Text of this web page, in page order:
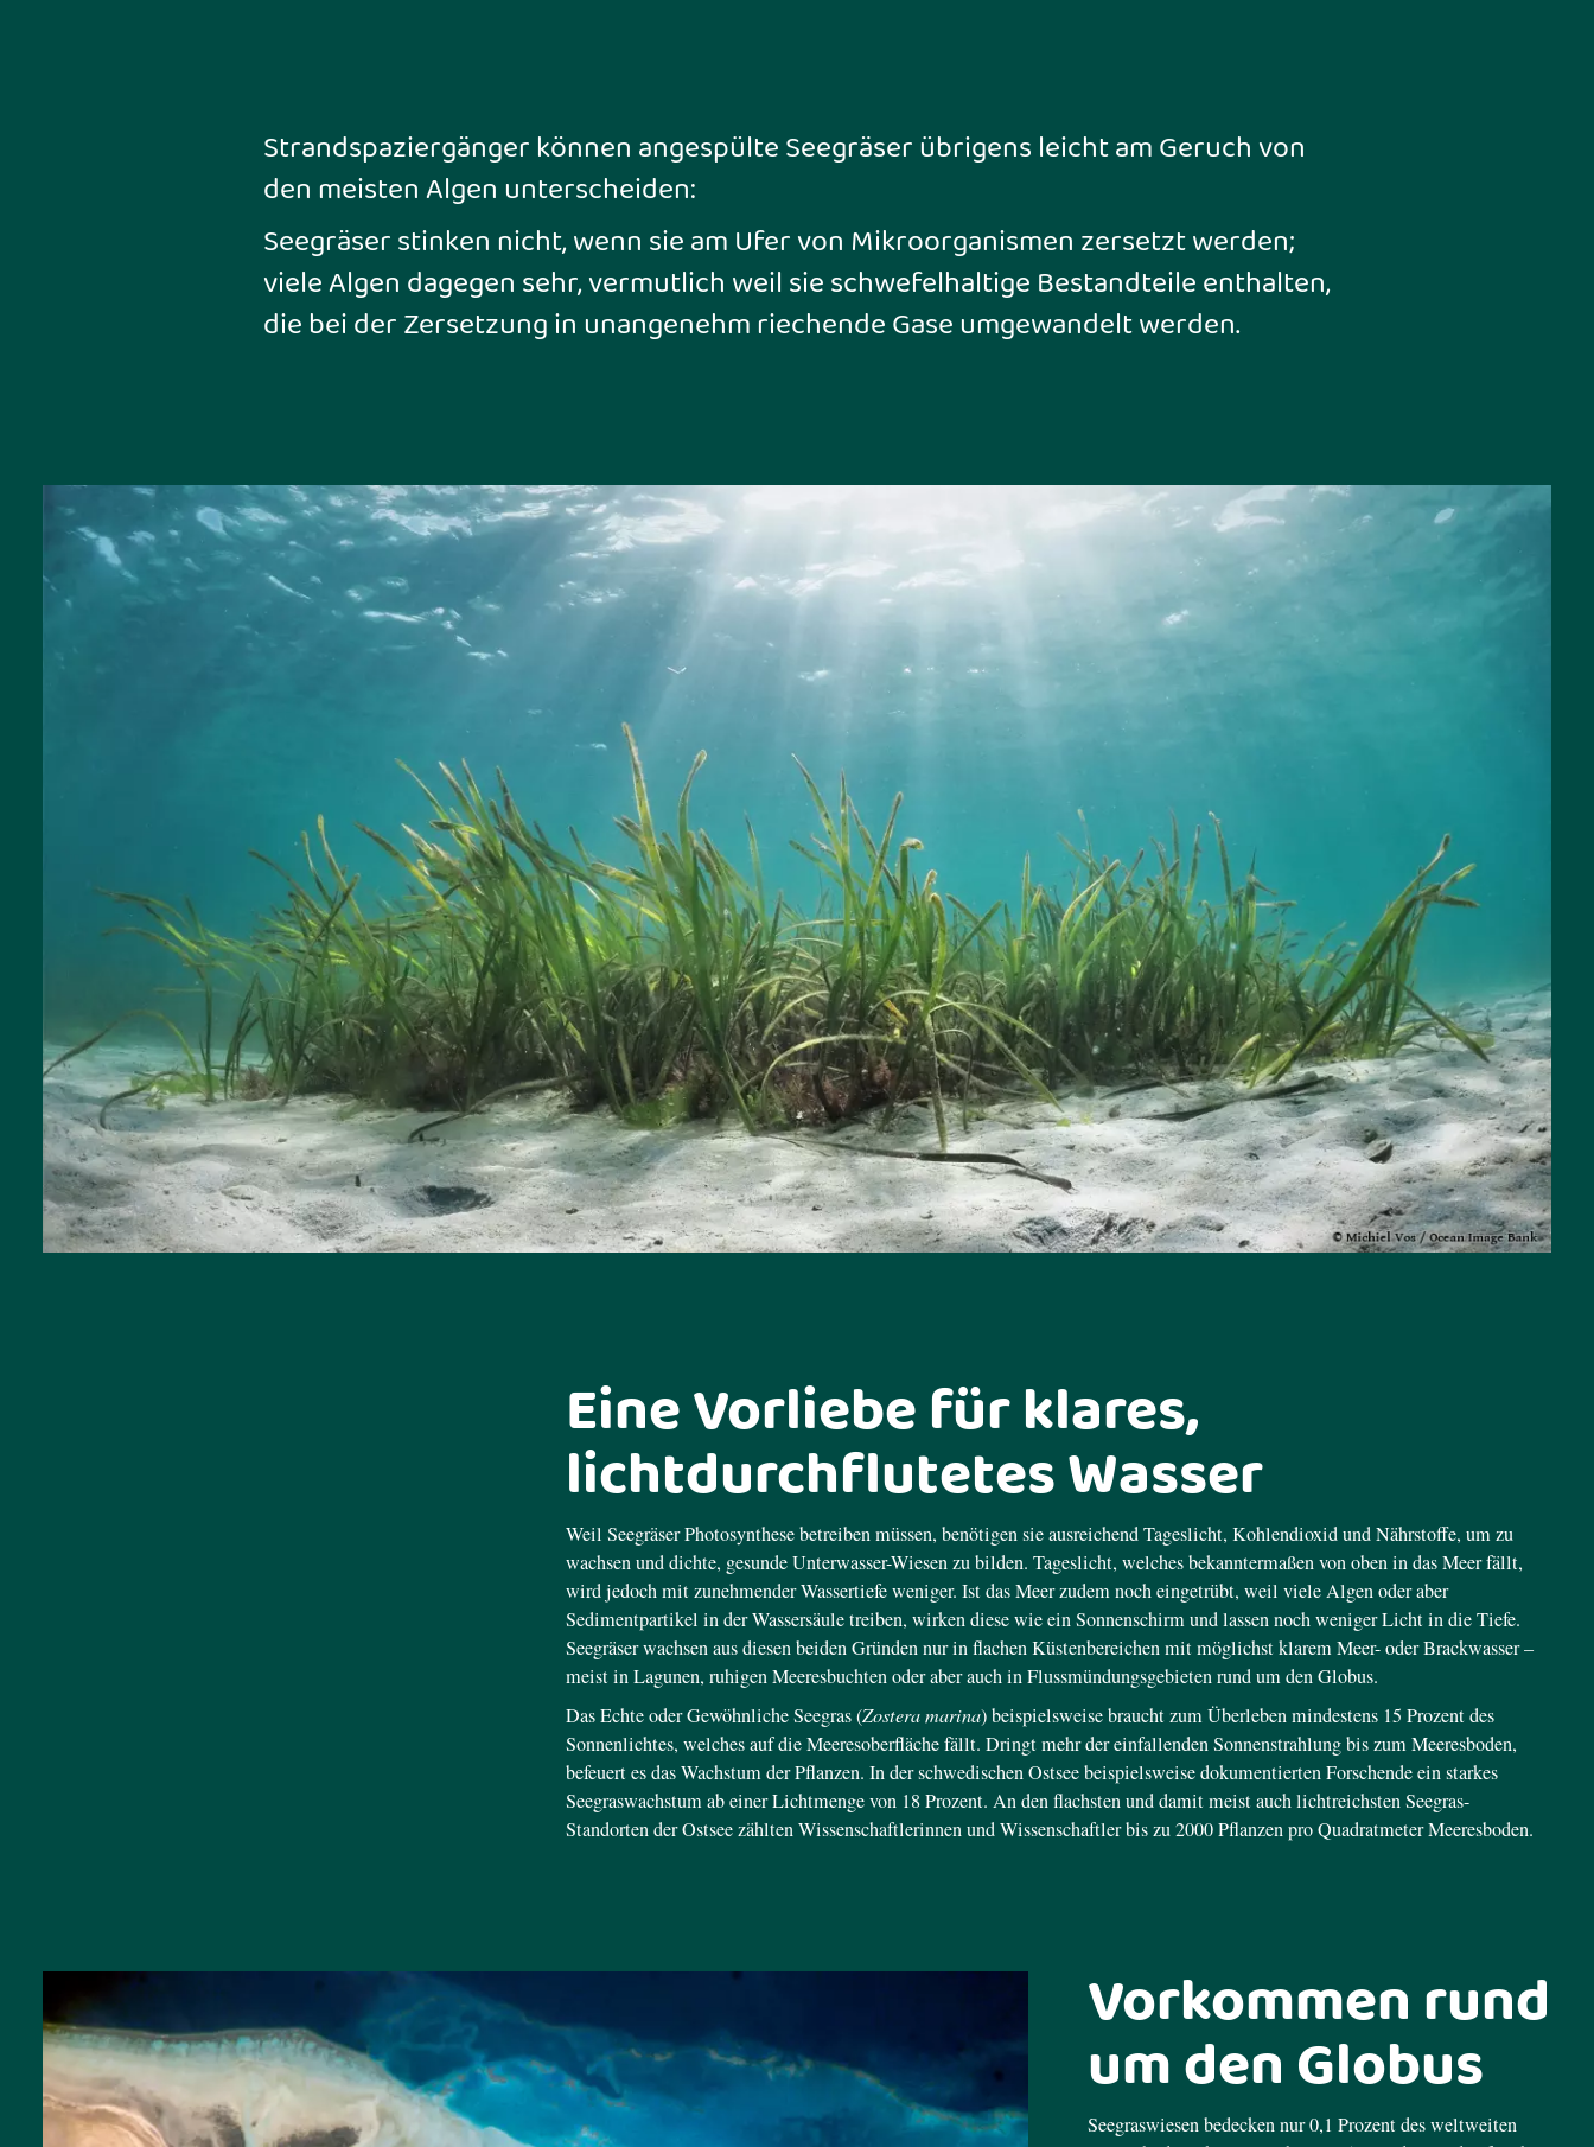
Strandspaziergänger können angespülte Seegräser übrigens leicht am Geruch von
den meisten Algen unterscheiden:
Seegräser stinken nicht, wenn sie am Ufer von Mikroorganismen zersetzt werden;
viele Algen dagegen sehr, vermutlich weil sie schwefelhaltige Bestandteile enthalten,
die bei der Zersetzung in unangenehm riechende Gase umgewandelt werden.
Eine Vorliebe für klares,
lichtdurchflutetes Wasser
Weil Seegräser Photosynthese betreiben müssen, benötigen sie ausreichend Tageslicht, Kohlendioxid und Nährstoffe, um zu
wachsen und dichte, gesunde Unterwasser-Wiesen zu bilden. Tageslicht, welches bekanntermaßen von oben in das Meer fällt,
wird jedoch mit zunehmender Wassertiefe weniger. Ist das Meer zudem noch eingetrübt, weil viele Algen oder aber
Sedimentpartikel in der Wassersäule treiben, wirken diese wie ein Sonnenschirm und lassen noch weniger Licht in die Tiefe.
Seegräser wachsen aus diesen beiden Gründen nur in flachen Küstenbereichen mit möglichst klarem Meer- oder Brackwasser –
meist in Lagunen, ruhigen Meeresbuchten oder aber auch in Flussmündungsgebieten rund um den Globus.
Das Echte oder Gewöhnliche Seegras (Zostera marina) beispielsweise braucht zum Überleben mindestens 15 Prozent des
Sonnenlichtes, welches auf die Meeresoberfläche fällt. Dringt mehr der einfallenden Sonnenstrahlung bis zum Meeresboden,
befeuert es das Wachstum der Pflanzen. In der schwedischen Ostsee beispielsweise dokumentierten Forschende ein starkes
Seegraswachstum ab einer Lichtmenge von 18 Prozent. An den flachsten und damit meist auch lichtreichsten Seegras-
Standorten der Ostsee zählten Wissenschaftlerinnen und Wissenschaftler bis zu 2000 Pflanzen pro Quadratmeter Meeresboden.
Vorkommen rund
um den Globus
Seegraswiesen bedecken nur 0,1 Prozent des weltweiten